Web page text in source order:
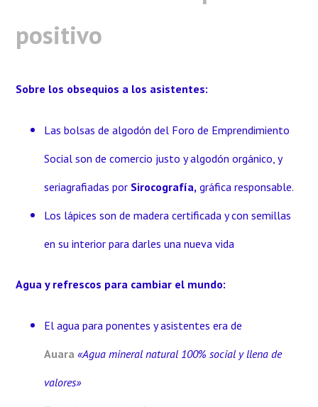
positivo
Sobre los obsequios a los asistentes:
Las bolsas de algodón del Foro de Emprendimiento
Social son de comercio justo y algodón orgánico, y
seriagrafiadas por Sirocografía, gráfica responsable.
Los lápices son de madera certificada y con semillas
en su interior para darles una nueva vida
Agua y refrescos para cambiar el mundo:
El agua para ponentes y asistentes era de
Auara «Agua mineral natural 100% social y llena de
valores»